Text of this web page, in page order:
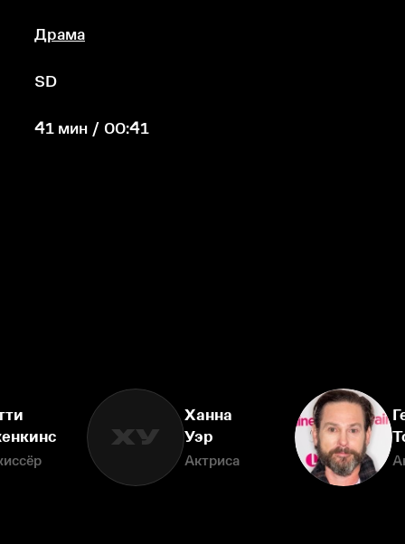
Драма
SD
41 мин / 00:41
ХУ
Ханна
Уэр
Актриса